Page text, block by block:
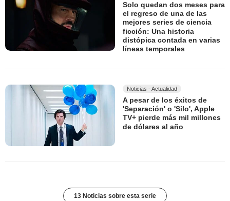
Solo quedan dos meses para
el regreso de una de las
mejores series de ciencia
ficción: Una historia
distópica contada en varias
líneas temporales
Noticias - Actualidad
A pesar de los éxitos de
'Separación' o 'Silo', Apple
TV+ pierde más mil millones
de dólares al año
13 Noticias sobre esta serie